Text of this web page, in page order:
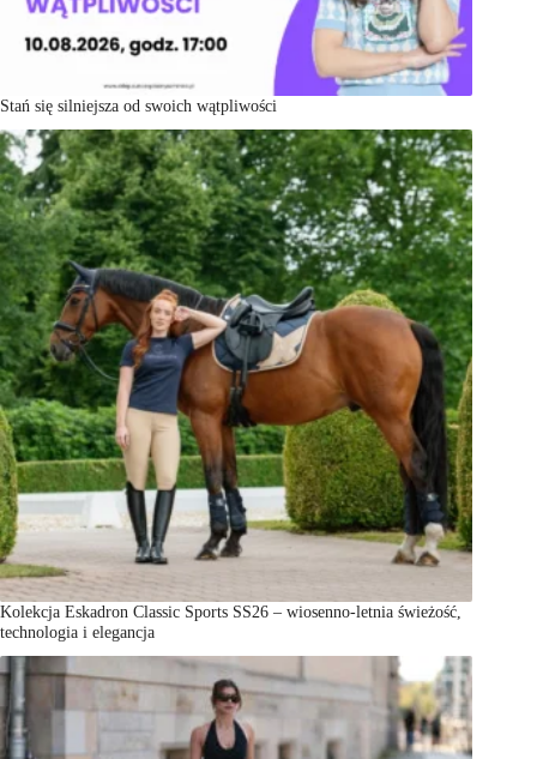
Stań się silniejsza od swoich wątpliwości
Kolekcja Eskadron Classic Sports SS26 – wiosenno-letnia świeżość,
technologia i elegancja